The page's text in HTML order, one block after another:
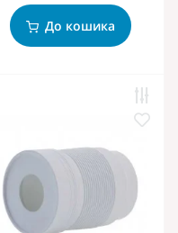
До кошика